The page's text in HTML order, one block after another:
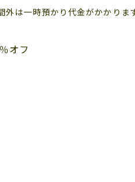
は一時預かり代金がかかりま
オフ